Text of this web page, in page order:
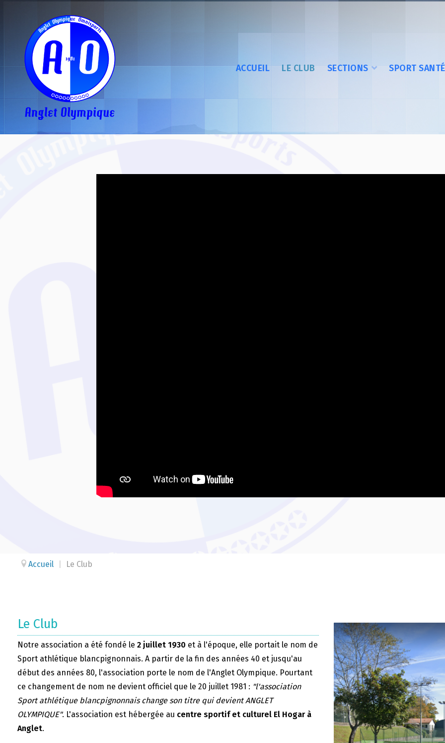
ACCUEIL LE CLUB SECTIONS SPORT SANTÉ
Accueil Le Club
Le Club
Notre association a été fondé le 2 juillet 1930 et à l'époque, elle portait le nom de
Sport athlétique blancpignonnais. A partir de la fin des années 40 et jusqu'au
début des années 80, l'association porte le nom de l'Anglet Olympique. Pourtant
ce changement de nom ne devient officiel que le 20 juillet 1981 : "l'association
Sport athlétique blancpignonnais change son titre qui devient ANGLET
OLYMPIQUE". L'association est hébergée au centre sportif et culturel El Hogar à
Anglet.